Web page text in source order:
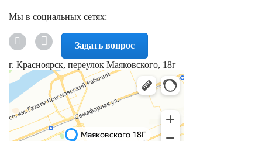
Мы в социальных сетях:
Задать вопрос
г. Красноярск, переулок Маяковского, 18г